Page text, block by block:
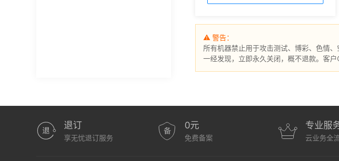
⚠ 警告：
所有机器禁止用于攻击测试、博彩、色情
一经发现，立即永久关闭，概不退款。客
退订
享无忧退订服务
0元
免费备案
专业服
云业务全